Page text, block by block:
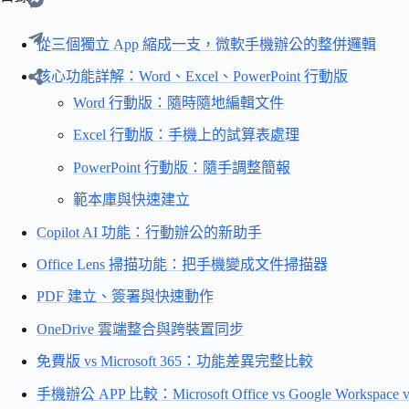
從三個獨立 App 縮成一支，微軟手機辦公的整併邏輯
核心功能詳解：Word、Excel、PowerPoint 行動版
Word 行動版：隨時隨地編輯文件
Excel 行動版：手機上的試算表處理
PowerPoint 行動版：隨手調整簡報
範本庫與快速建立
Copilot AI 功能：行動辦公的新助手
Office Lens 掃描功能：把手機變成文件掃描器
PDF 建立、簽署與快速動作
OneDrive 雲端整合與跨裝置同步
免費版 vs Microsoft 365：功能差異完整比較
手機辦公 APP 比較：Microsoft Office vs Google Workspace